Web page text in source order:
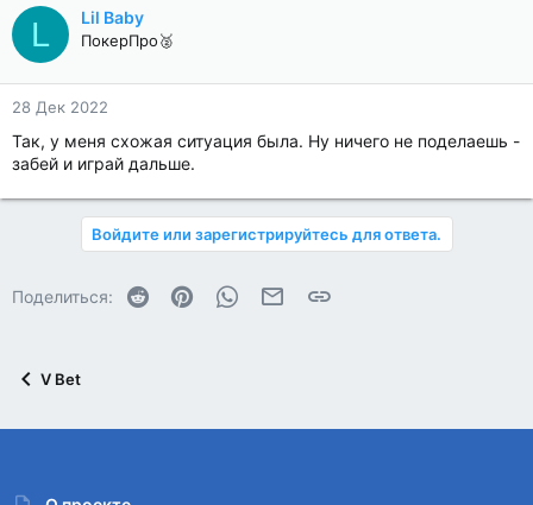
L Lil Baby
ПокерПро🥈
28 Дек 2022
Так, у меня схожая ситуация была. Ну ничего не поделаешь -
забей и играй дальше.
Войдите или зарегистрируйтесь для ответа.
Поделиться: Reddit PinterestWhatsAppЭлектронная почта
Ссылка
V Bet